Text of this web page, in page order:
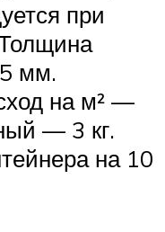
при
мм.
на м² —
— 3 кг.
на 10